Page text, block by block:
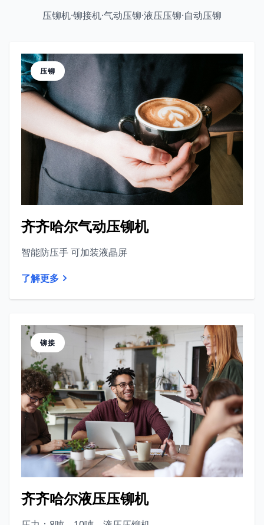
压铆机·铆接机·气动压铆·液压压铆·自动压铆
压铆
齐齐哈尔气动压铆机
智能防压手 可加装液晶屏
了解更多
铆接
齐齐哈尔液压压铆机